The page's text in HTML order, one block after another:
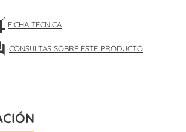
FICHA TÉCNICA
CONSULTAS SOBRE ESTE PRODUCTO